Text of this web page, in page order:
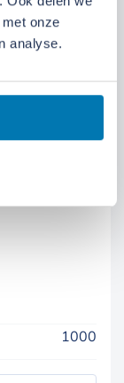
onze
analyse.Diesel
1000